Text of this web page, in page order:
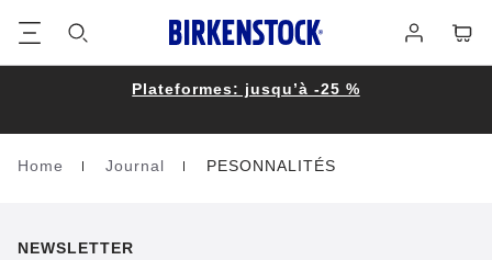
connecter
Plateformes: jusqu’à -25 %
Homepage
Home Journal PESONNALITÉS
NEWSLETTER